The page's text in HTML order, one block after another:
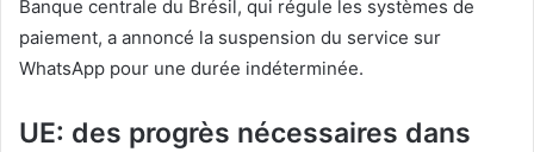
Banque centrale du Brésil, qui régule les systèmes de
paiement, a annoncé la suspension du service sur
WhatsApp pour une durée indéterminée.
UE: des progrès nécessaires dans